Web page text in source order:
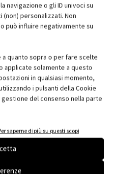
navigazione o gli ID univoci su
personalizzati. Non
può influire negativamente su
quanto sopra o per fare scelte
applicate solamente a questo
in qualsiasi momento,
i pulsanti della Cookie
del consenso nella parte
saperne di più su questi scopi
e regala